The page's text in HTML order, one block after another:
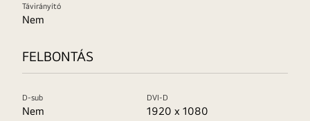
Távirányító
Nem
FELBONTÁS
D-sub
Nem
DVI-D
1920 x 1080